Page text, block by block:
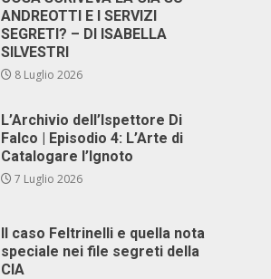
ANDREOTTI E I SERVIZI
SEGRETI? – DI ISABELLA
SILVESTRI
8 Luglio 2026
L’Archivio dell’Ispettore Di
Falco | Episodio 4: L’Arte di
Catalogare l’Ignoto
7 Luglio 2026
Il caso Feltrinelli e quella nota
speciale nei file segreti della
CIA